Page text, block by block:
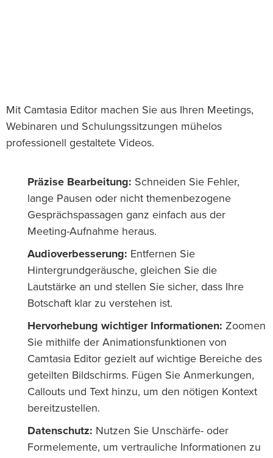
Mit Camtasia Editor machen Sie aus Ihren Meetings,
Webinaren und Schulungssitzungen mühelos
professionell gestaltete Videos.
Präzise Bearbeitung: Schneiden Sie Fehler,
lange Pausen oder nicht themenbezogene
Gesprächspassagen ganz einfach aus der
Meeting-Aufnahme heraus.
Audioverbesserung: Entfernen Sie
Hintergrundgeräusche, gleichen Sie die
Lautstärke an und stellen Sie sicher, dass Ihre
Botschaft klar zu verstehen ist.
Hervorhebung wichtiger Informationen: Zoomen
Sie mithilfe der Animationsfunktionen von
Camtasia Editor gezielt auf wichtige Bereiche des
geteilten Bildschirms. Fügen Sie Anmerkungen,
Callouts und Text hinzu, um den nötigen Kontext
bereitzustellen.
Datenschutz: Nutzen Sie Unschärfe- oder
Formelemente, um vertrauliche Informationen zu